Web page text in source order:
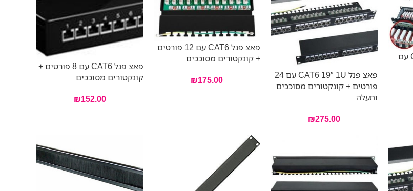
פאצ פנל CAT5e 19″ 1U עם
פאצ פנל CAT6 19″ 1U עם 24
פורטים + קונקטורים מסוככים
ותעלה
₪275.00
פאצ פנל CAT6 עם 12 פורטים
+ קונקטורים מסוככים
₪175.00
פאצ פנל CAT6 עם 8 פורטים +
קונקטורים מסוככים
₪152.00